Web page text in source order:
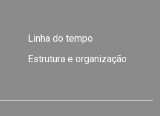
Linha do tempo
Estrutura e organização